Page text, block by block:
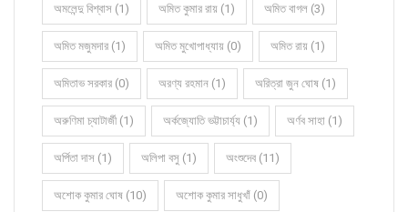
অমলেন্দু বিশ্বাস (1) অমিত কুমার রায় (1) অমিত বাগল (3)
অমিত মজুমদার (1) অমিত মুখোপাধ্যায় (0) অমিত রায় (1)
অমিতাভ সরকার (0) অরণ্য রহমান (1) অরিত্রা জুন ঘোষ (1)
অরুণিমা চ্যাটার্জী (1) অর্কজ্যোতি ভট্টাচার্য্য (1) অর্ণব সাহা (1)
অর্পিতা দাস (1) অলিপা বসু (1) অংশুদেব (11)
অশোক কুমার ঘোষ (10) অশোক কুমার সাধুখাঁ (0)